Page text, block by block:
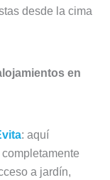
desde la cima
en
: aquí
a jardín,